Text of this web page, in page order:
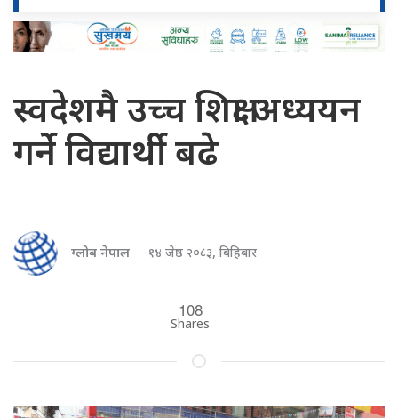
स्वदेशमै उच्च शिक्षा अध्ययन
गर्ने विद्यार्थी बढे
ग्लोब नेपाल १४ जेष्ठ २०८३, बिहिबार
108
Shares